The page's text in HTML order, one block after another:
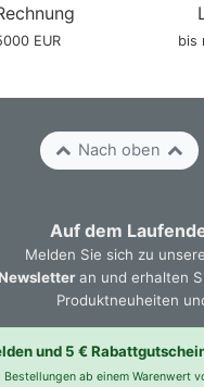
EUR bis
Nach oben
Auf dem
Melden Sie sich zu
Newsletteran und erhalten
Produktneuheiten
und 5 €
ab einem Warenwert